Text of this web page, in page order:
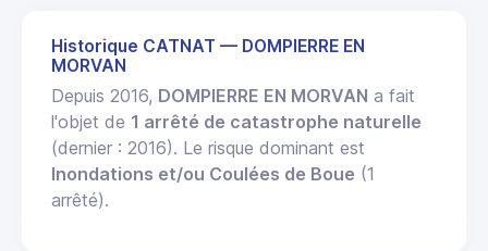
Historique CATNAT — DOMPIERRE EN
MORVAN
Depuis 2016, DOMPIERRE EN MORVAN a fait
l'objet de 1 arrêté de catastrophe naturelle
(dernier : 2016). Le risque dominant est
Inondations et/ou Coulées de Boue (1
arrêté).